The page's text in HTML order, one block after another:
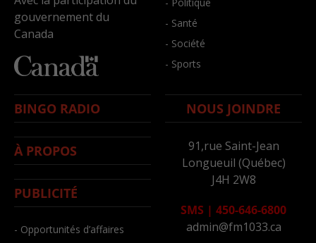
gouvernement du
Canada
- Politique
- Santé
- Société
- Sports
BINGO RADIO
À PROPOS
PUBLICITÉ
- Opportunités d’affaires
NOUS JOINDRE
91,rue Saint-Jean
Longueuil (Québec)
J4H 2W8
SMS | 450-646-6800
admin@fm1033.ca